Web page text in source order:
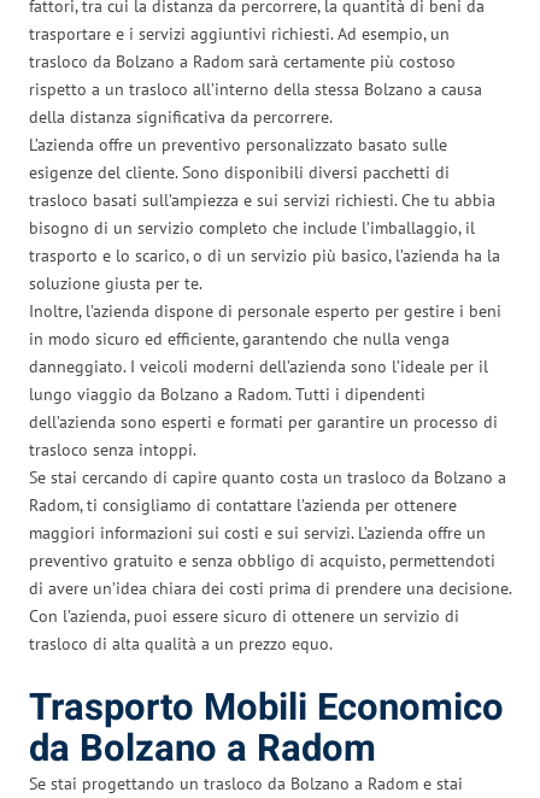
fattori, tra cui la distanza da percorrere, la quantità di beni da
trasportare e i servizi aggiuntivi richiesti. Ad esempio, un
trasloco da Bolzano a Radom sarà certamente più costoso
rispetto a un trasloco all’interno della stessa Bolzano a causa
della distanza significativa da percorrere.
L’azienda offre un preventivo personalizzato basato sulle
esigenze del cliente. Sono disponibili diversi pacchetti di
trasloco basati sull’ampiezza e sui servizi richiesti. Che tu abbia
bisogno di un servizio completo che include l’imballaggio, il
trasporto e lo scarico, o di un servizio più basico, l’azienda ha la
soluzione giusta per te.
Inoltre, l’azienda dispone di personale esperto per gestire i beni
in modo sicuro ed efficiente, garantendo che nulla venga
danneggiato. I veicoli moderni dell’azienda sono l’ideale per il
lungo viaggio da Bolzano a Radom. Tutti i dipendenti
dell’azienda sono esperti e formati per garantire un processo di
trasloco senza intoppi.
Se stai cercando di capire quanto costa un trasloco da Bolzano a
Radom, ti consigliamo di contattare l’azienda per ottenere
maggiori informazioni sui costi e sui servizi. L’azienda offre un
preventivo gratuito e senza obbligo di acquisto, permettendoti
di avere un’idea chiara dei costi prima di prendere una decisione.
Con l’azienda, puoi essere sicuro di ottenere un servizio di
trasloco di alta qualità a un prezzo equo.
Trasporto Mobili Economico
da Bolzano a Radom
Se stai progettando un trasloco da Bolzano a Radom e stai